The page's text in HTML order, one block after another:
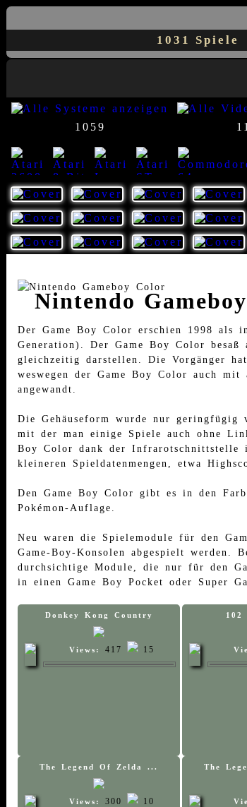
1031 Spiele
1059
23 8 7 1 1
Nintendo
Der Game Boy Color erschien 1998 als
Generation). Der Game Boy Color
gleichzeitig darstellen. Die Vorgänger
weswegen der Game Boy Color auch
angewandt.
Die Gehäuseform wurde nur
mit der man einige Spiele auch ohne
Boy Color dank der Infrarotschnittstelle
kleineren Spieldatenmengen, etwa
Den Game Boy Color gibt es in den
Pokémon-Auflage.
Neu waren die Spielemodule für den
Game-Boy-Konsolen abgespielt
durchsichtige Module, die nur für den
in einen Game Boy Pocket oder Super
Donkey Kong Country
Views: 417 15
102
The Legend Of Zelda ...
Views: 300 10
The